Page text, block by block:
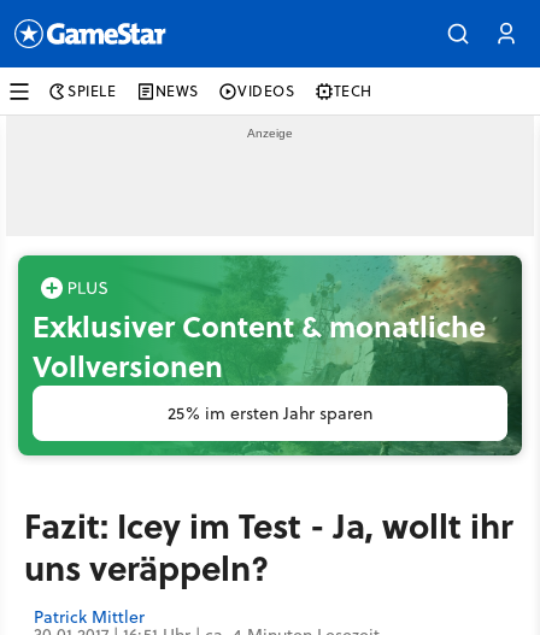
SPIELE NEWS VIDEOS TECH
Exklusiver Content & monatliche
Vollversionen
25% im ersten Jahr sparen
Fazit: Icey im Test - Ja, wollt ihr
uns veräppeln?
Patrick Mittler